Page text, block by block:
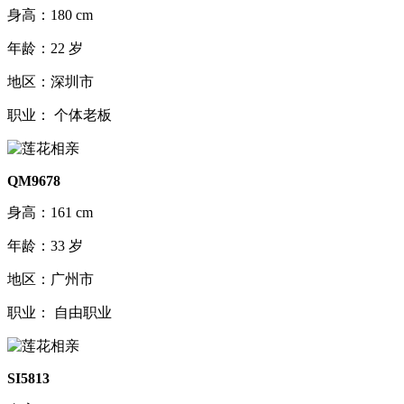
身高：180 cm
年龄：22 岁
地区：深圳市
职业： 个体老板
QM9678
身高：161 cm
年龄：33 岁
地区：广州市
职业： 自由职业
SI5813